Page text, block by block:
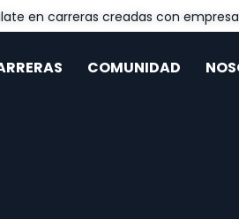
en carreras creadas con
COMUNIDAD